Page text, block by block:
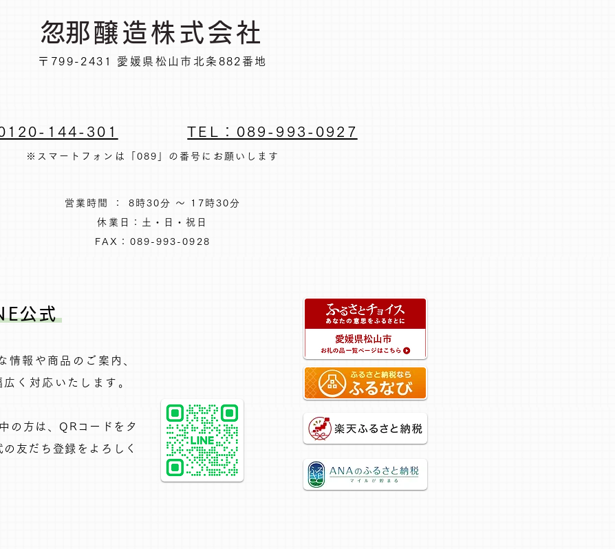
​忽那醸造株式会社
〒799-2431 愛媛県松山市北条882番地
144-301 TEL：089-993-0927
※スマートフォンは「089」の番号にお願いします
営業時間 ： 8時30分 ～ 17時30分
休業日：土・日・祝日
FAX：089-993-0928
公式
情報や商品のご案内、
く対応いたします。​
の方は、QRコードをタ
友だち登録をよろしく